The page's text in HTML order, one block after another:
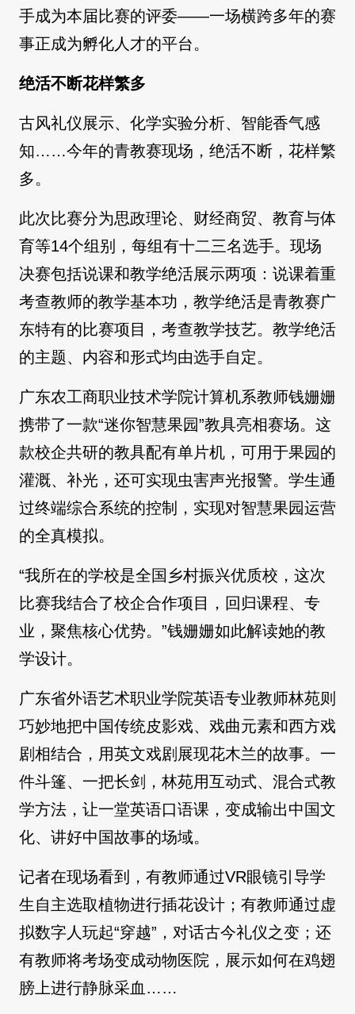
手成为本届比赛的评委——一场横跨多年的赛
事正成为孵化人才的平台。
绝活不断花样繁多
古风礼仪展示、化学实验分析、智能香气感
知……今年的青教赛现场，绝活不断，花样繁
多。
此次比赛分为思政理论、财经商贸、教育与体
育等14个组别，每组有十二三名选手。现场
决赛包括说课和教学绝活展示两项：说课着重
考查教师的教学基本功，教学绝活是青教赛广
东特有的比赛项目，考查教学技艺。教学绝活
的主题、内容和形式均由选手自定。
广东农工商职业技术学院计算机系教师钱姗姗
携带了一款“迷你智慧果园”教具亮相赛场。这
款校企共研的教具配有单片机，可用于果园的
灌溉、补光，还可实现虫害声光报警。学生通
过终端综合系统的控制，实现对智慧果园运营
的全真模拟。
“我所在的学校是全国乡村振兴优质校，这次
比赛我结合了校企合作项目，回归课程、专
业，聚焦核心优势。”钱姗姗如此解读她的教
学设计。
广东省外语艺术职业学院英语专业教师林苑则
巧妙地把中国传统皮影戏、戏曲元素和西方戏
剧相结合，用英文戏剧展现花木兰的故事。一
件斗篷、一把长剑，林苑用互动式、混合式教
学方法，让一堂英语口语课，变成输出中国文
化、讲好中国故事的场域。
记者在现场看到，有教师通过VR眼镜引导学
生自主选取植物进行插花设计；有教师通过虚
拟数字人玩起“穿越”，对话古今礼仪之变；还
有教师将考场变成动物医院，展示如何在鸡翅
膀上进行静脉采血……